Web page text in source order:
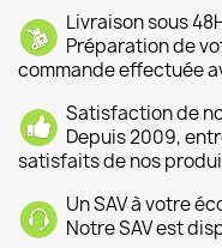
Livraison sous
Préparation de
commande effectuée
Satisfaction de
Depuis 2009,
satisfaits de nos
Un SAV à votre
Notre SAV est